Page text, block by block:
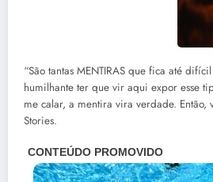
“São tantas MENTIRAS que fica até
humilhante ter que vir aqui expor esse
me calar, a mentira vira verdade. Então,
Stories.